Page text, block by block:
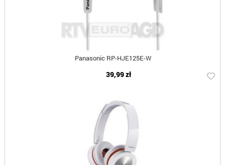
Panasonic RP-HJE125E-W
39,99 zł